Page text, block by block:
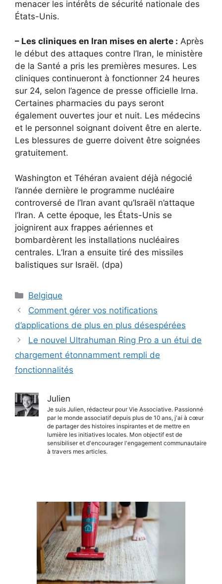
menacer les intérêts de sécurité nationale des
États-Unis.
– Les cliniques en Iran mises en alerte : Après
le début des attaques contre l’Iran, le ministère
de la Santé a pris les premières mesures. Les
cliniques continueront à fonctionner 24 heures
sur 24, selon l’agence de presse officielle Irna.
Certaines pharmacies du pays seront
également ouvertes jour et nuit. Les médecins
et le personnel soignant doivent être en alerte.
Les blessures de guerre doivent être soignées
gratuitement.
Washington et Téhéran avaient déjà négocié
l’année dernière le programme nucléaire
controversé de l’Iran avant qu’Israël n’attaque
l’Iran. A cette époque, les États-Unis se
joignirent aux frappes aériennes et
bombardèrent les installations nucléaires
centrales. L’Iran a ensuite tiré des missiles
balistiques sur Israël. (dpa)
Catégories
Belgique
Comment gérer vos notifications
d’applications de plus en plus désespérées
Le nouvel Ultrahuman Ring Pro a un étui de
chargement étonnamment rempli de
fonctionnalités
Julien
Je suis Julien, rédacteur pour Vie Associative. Passionné
par le monde associatif depuis plus de 10 ans, j'ai à cœur
de partager des histoires inspirantes et de mettre en
lumière les initiatives locales. Mon objectif est de
sensibiliser et d'encourager l'engagement communautaire
à travers mes articles.